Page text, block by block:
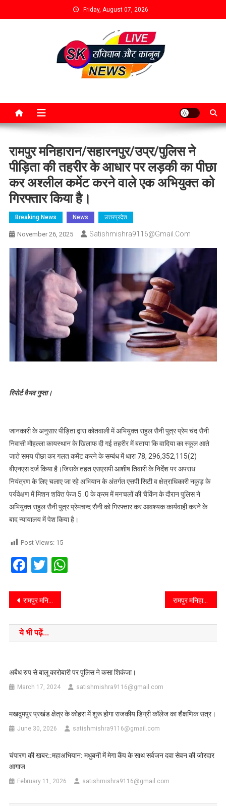
Friday, August 07, 2026
रामपुर मनिहारान/सहारनपुर/उप्र/पुलिस ने
पीड़िता की तहरीर के आधार पर लड़की का पीछा
कर अश्लील कमेंट करने वाले एक अभियुक्त को
गिरफ्तार किया है।
Breaking News News उत्तरप्रदेश
November 26, 2025 Satishmishra9116@gmail.com
रिपोर्ट वैभव गुप्ता।
जानकारी के अनुसार पीड़िता द्वारा कोतवाली में अभियुक्त राहुल सैनी पुत्र प्रेम चंद सैनी
निवासी मौहल्ला कायस्थान के खिलाफ दी गई तहरीर में बताया कि वादिया का स्कूल आते
जाते समय पीछा कर गलत कमेंट करने के सम्बंध में धारा 78, 296,352,115(2)
बीएनएस दर्ज किया है।जिसके तहत एसएसपी आशीष तिवारी के निर्देश पर अपराध
नियंत्रण के लिए चलाए जा रहे अभियान के अंतर्गत एसपी सिटी व क्षेत्राधिकारी नकुड़ के
पर्यवेक्षण में मिशन शक्ति फेज 5 .0 के क्रम में मनचलों की चैकिंग के दौरान पुलिस ने
अभियुक्त राहुल सैनी पुत्र प्रेमचन्द सैनी को गिरफ्तार कर आवश्यक कार्यवाही करने के
बाद न्यायालय में पेश किया है।
Post Views: 15
Facebook
Twitter
रामपुर मनिहारान/सहारनपुर/उप्र/पावरलिफ्टिंग चैंपियनशिप में देव ने स्वर्ण पदक झटका रामपुर मनिहारान/सहारनपुर/उप्र/कस्बे में चोरी की घटनाएं थमने का नाम नहीं ले रहीं।
ये भी पढ़ें...
अबैध रुप से बालू कारोबारी पर पुलिस ने कसा शिकंजा।
March 17, 2024 satishmishra9116@gmail.com
मखदुमपुर प्रखंड क्षेत्र के कोहरा में शुरू होगा राजकीय डिग्री कॉलेज का शैक्षणिक सत्र।
June 30, 2026 satishmishra9116@gmail.com
चंपारण की खबर::महाअभियान: मधुबनी में मेगा कैंप के साथ सर्वजन दवा सेवन की जोरदार
आगाज
February 11, 2026 satishmishra9116@gmail.com